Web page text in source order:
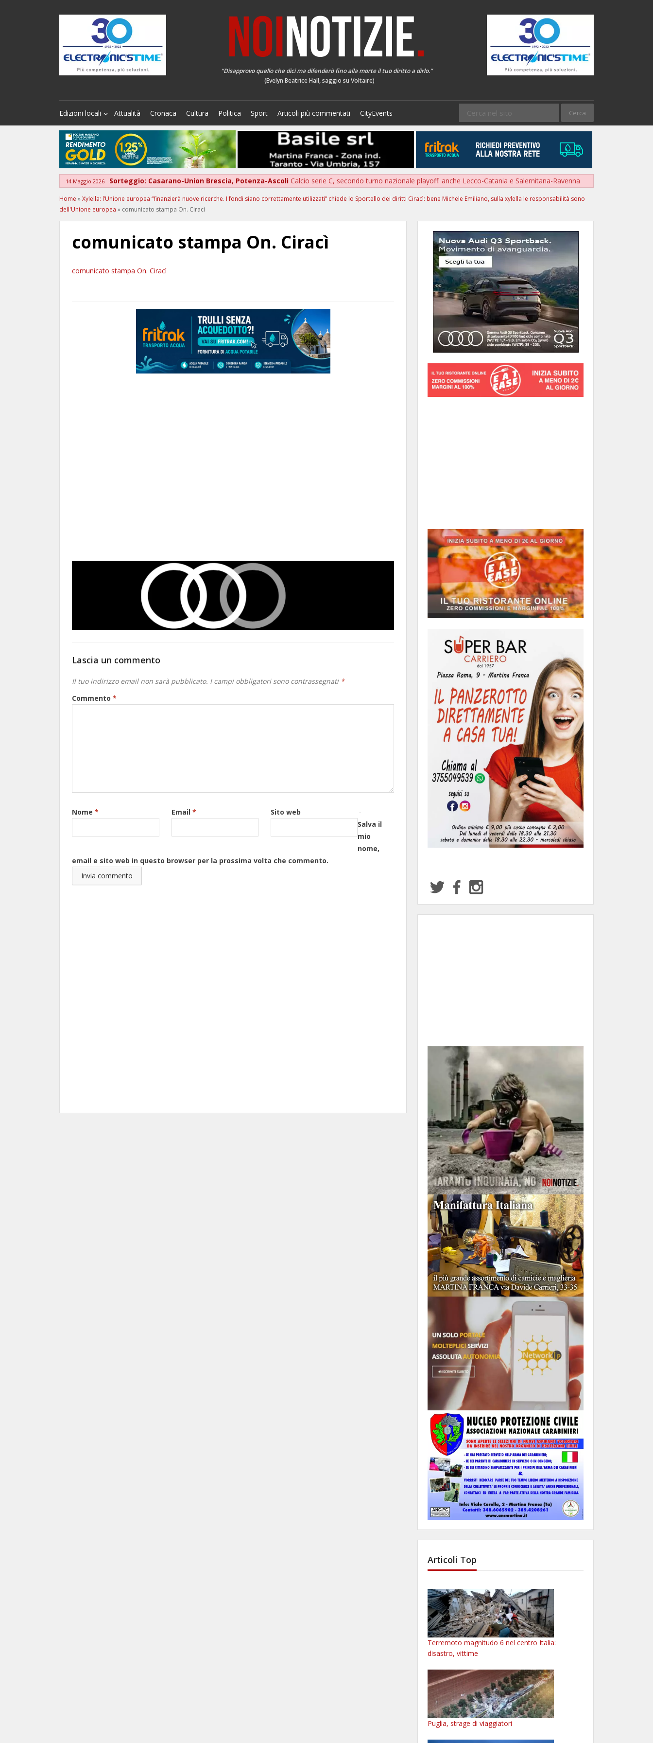
“Disapprovo quello che dici ma difenderò fino alla morte il tuo diritto a dirlo.”
(Evelyn Beatrice Hall, saggio su Voltaire)
Edizioni locali Attualità Cronaca Cultura Politica Sport Articoli più commentati CityEvents
14 Maggio 2026 Sorteggio: Casarano-Union Brescia, Potenza-Ascoli Calcio serie C, secondo turno nazionale playoff: anche Lecco-Catania e Salernitana-Ravenna
Home »Xylella: l’Unione europea “finanzierà nuove ricerche. I fondi siano correttamente utilizzati” chiede lo Sportello dei diritti Ciracì: bene Michele Emiliano, sulla xylella le responsabilità sono
dell'Unione europea » comunicato stampa On. Ciracì
comunicato stampa On. Ciracì
comunicato stampa On. Ciracì
Lascia un commento
Il tuo indirizzo email non sarà pubblicato. I campi obbligatori sono contrassegnati *
Commento *
Nome * Email *
Sito web
Salva il
mio
nome,
email e sito web in questo browser per la prossima volta che commento.
Articoli Top
Terremoto magnitudo 6 nel centro Italia:
disastro, vittime
Puglia, strage di viaggiatori